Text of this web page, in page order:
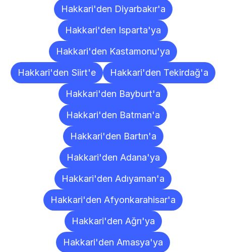
Hakkari'den Diyarbakır'a
Hakkari'den Isparta'ya
Hakkari'den Kastamonu'ya
Hakkari'den Siirt'e
Hakkari'den Tekirdağ'a
Hakkari'den Bayburt'a
Hakkari'den Batman'a
Hakkari'den Bartın'a
Hakkari'den Adana'ya
Hakkari'den Adıyaman'a
Hakkari'den Afyonkarahisar'a
Hakkari'den Ağrı'ya
Hakkari'den Amasya'ya